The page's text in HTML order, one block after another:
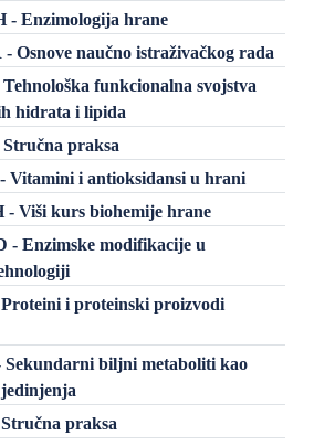
- Enzimologija hrane
Osnove naučno istraživačkog rada
funkcionalna svojstva
hidrata i lipida
praksa
Vitamini i antioksidansi u hrani
Viši kurs biohemije hrane
- Enzimske modifikacije u
i proteinski proizvodi
Sekundarni biljni metaboliti kao
praksa